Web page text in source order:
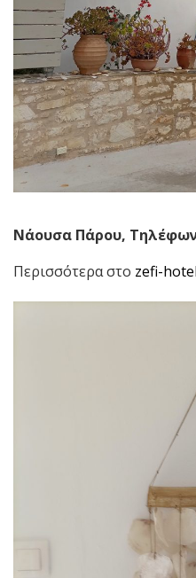
Νάουσα Πάρου,
Περισσότερα στο zefi-